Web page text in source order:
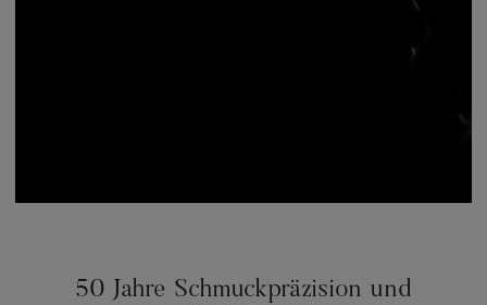
50 Jahre Schmuckpräzision und